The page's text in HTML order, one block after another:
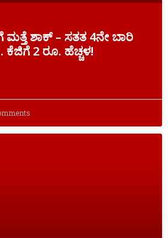
ಶಾಕ್‌ – ಸತತ 4ನೇ ಬಾರಿ
ಕೆಜಿಗೆ 2 ರೂ. ಹೆಚ್ಚಳ!